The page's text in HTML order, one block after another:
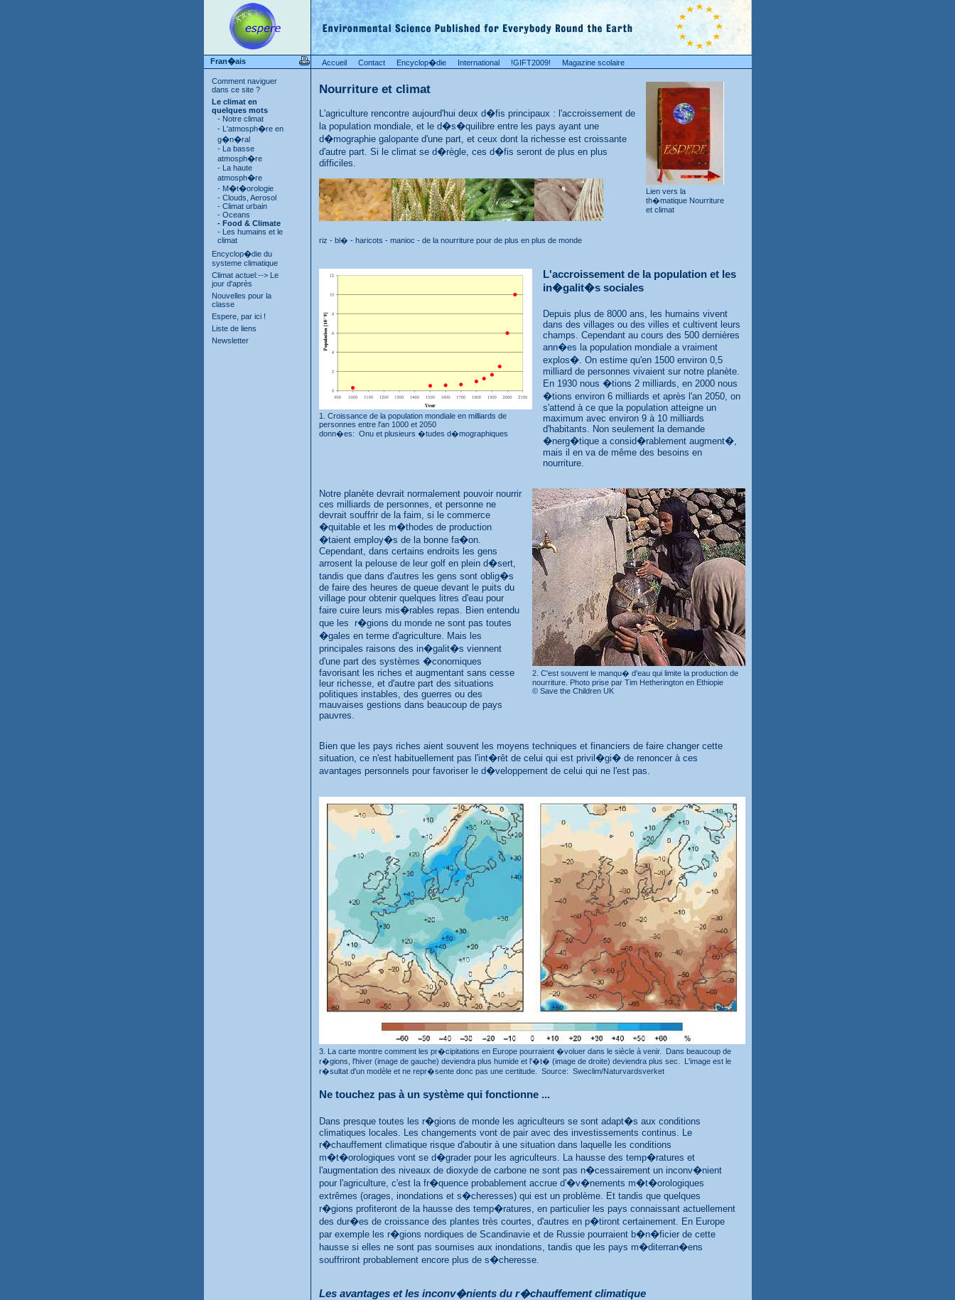
Fran�ais Accueil Contact Encyclop�die International !GIFT2009! Magazine scolaire
Comment naviguer
dans ce site ?
Le climat en
quelques mots
- Notre climat
- L'atmosph�re en
g�n�ral
- La basse
atmosph�re
- La haute
atmosph�re
- M�t�orologie
- Clouds, Aerosol
- Climat urbain
- Oceans
- Food & Climate
- Les humains et le
climat
Encyclop�die du
systeme climatique
Climat actuel:--> Le
jour d'après
Nouvelles pour la
classe
Espere, par ici !
Liste de liens
Newsletter
Nourriture et climat
L'agriculture rencontre aujourd'hui deux d�fis principaux : l'accroissement de
la population mondiale, et le d�s�quilibre entre les pays ayant une
d�mographie galopante d'une part, et ceux dont la richesse est croissante
d'autre part. Si le climat se d�règle, ces d�fis seront de plus en plus
difficiles.
Lien vers la
th�matique Nourriture
et climat
riz - bl� - haricots - manioc - de la nourriture pour de plus en plus de monde
1. Croissance de la population mondiale en milliards de
personnes entre l'an 1000 et 2050
donn�es: Onu et plusieurs �tudes d�mographiques
L'accroissement de la population et les
in�galit�s sociales
Depuis plus de 8000 ans, les humains vivent
dans des villages ou des villes et cultivent leurs
champs. Cependant au cours des 500 dernières
ann�es la population mondiale a vraiment
explos�. On estime qu'en 1500 environ 0,5
milliard de personnes vivaient sur notre planète.
En 1930 nous �tions 2 milliards, en 2000 nous
�tions environ 6 milliards et après l'an 2050, on
s'attend à ce que la population atteigne un
maximum avec environ 9 à 10 milliards
d'habitants. Non seulement la demande
�nerg�tique a consid�rablement augment�,
mais il en va de même des besoins en
nourriture.
Notre planète devrait normalement pouvoir nourrir
ces milliards de personnes, et personne ne
devrait souffrir de la faim, si le commerce
�quitable et les m�thodes de production
�taient employ�s de la bonne fa�on.
Cependant, dans certains endroits les gens
arrosent la pelouse de leur golf en plein d�sert,
tandis que dans d'autres les gens sont oblig�s
de faire des heures de queue devant le puits du
village pour obtenir quelques litres d'eau pour
faire cuire leurs mis�rables repas. Bien entendu
que les r�gions du monde ne sont pas toutes
�gales en terme d'agriculture. Mais les
principales raisons des in�galit�s viennent
d'une part des systèmes �conomiques
favorisant les riches et augmentant sans cesse
leur richesse, et d'autre part des situations
politiques instables, des guerres ou des
mauvaises gestions dans beaucoup de pays
pauvres.
2. C'est souvent le manqu� d'eau qui limite la production de
nourriture. Photo prise par Tim Hetherington en Ethiopie
© Save the Children UK
Bien que les pays riches aient souvent les moyens techniques et financiers de faire changer cette
situation, ce n'est habituellement pas l'int�rêt de celui qui est privil�gi� de renoncer à ces
avantages personnels pour favoriser le d�veloppement de celui qui ne l'est pas.
3. La carte montre comment les pr�cipitations en Europe pourraient �voluer dans le siècle à venir. Dans beaucoup de
r�gions, l'hiver (image de gauche) deviendra plus humide et l'�t� (image de droite) deviendra plus sec. L'image est le
r�sultat d'un modèle et ne repr�sente donc pas une certitude. Source: Sweclim/Naturvardsverket
Ne touchez pas à un système qui fonctionne ...
Dans presque toutes les r�gions de monde les agriculteurs se sont adapt�s aux conditions
climatiques locales. Les changements vont de pair avec des investissements continus. Le
r�chauffement climatique risque d'aboutir à une situation dans laquelle les conditions
m�t�orologiques vont se d�grader pour les agriculteurs. La hausse des temp�ratures et
l'augmentation des niveaux de dioxyde de carbone ne sont pas n�cessairement un inconv�nient
pour l'agriculture, c'est la fr�quence probablement accrue d'�v�nements m�t�orologiques
extrêmes (orages, inondations et s�cheresses) qui est un problème. Et tandis que quelques
r�gions profiteront de la hausse des temp�ratures, en particulier les pays connaissant actuellement
des dur�es de croissance des plantes très courtes, d'autres en p�tiront certainement. En Europe
par exemple les r�gions nordiques de Scandinavie et de Russie pourraient b�n�ficier de cette
hausse si elles ne sont pas soumises aux inondations, tandis que les pays m�diterran�ens
souffriront probablement encore plus de s�cheresse.
Les avantages et les inconv�nients du r�chauffement climatique